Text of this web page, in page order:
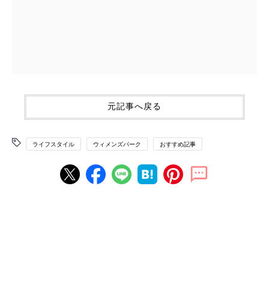
元記事へ戻る
ライフスタイル ウィメンズパーク おすすめ記事